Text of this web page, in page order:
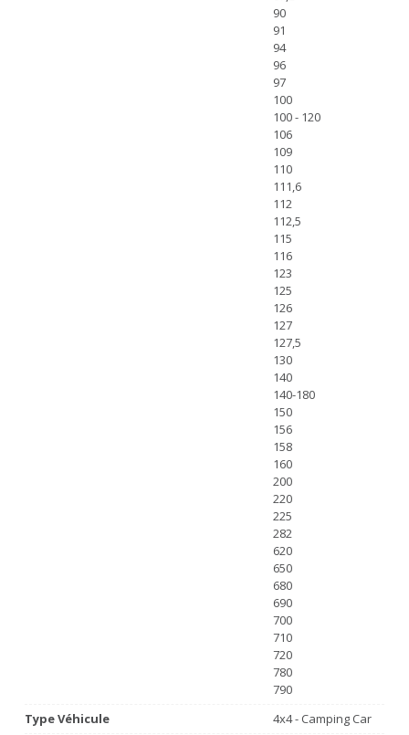
90
91
94
96
97
100
100 - 120
106
109
110
111,6
112
112,5
115
116
123
125
126
127
127,5
130
140
140-180
150
156
158
160
200
220
225
282
620
650
680
690
700
710
720
780
790
Type Véhicule
4x4 - Camping Car